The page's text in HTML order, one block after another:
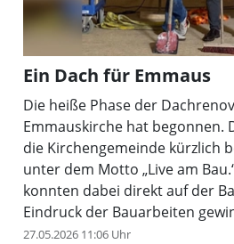
Ein Dach für Emmaus
Die heiße Phase der
Emmauskirche hat
die Kirchengemeinde kürzlich
unter dem Motto „Live am
konnten dabei direkt auf der
Eindruck der Bauarbeiten
Dachbalken ist bereits
27.05.2026 11:06 Uhr